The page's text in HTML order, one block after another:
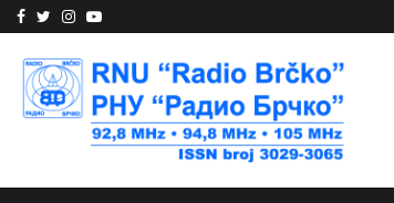
Facebook
Twitter
Instagram
Youtube